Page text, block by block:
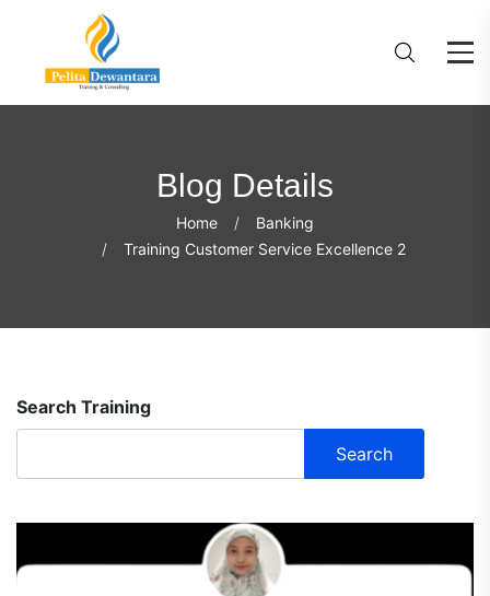
Blog Details
Home
Banking
Training Customer Service Excellence 2
Search Training
Search